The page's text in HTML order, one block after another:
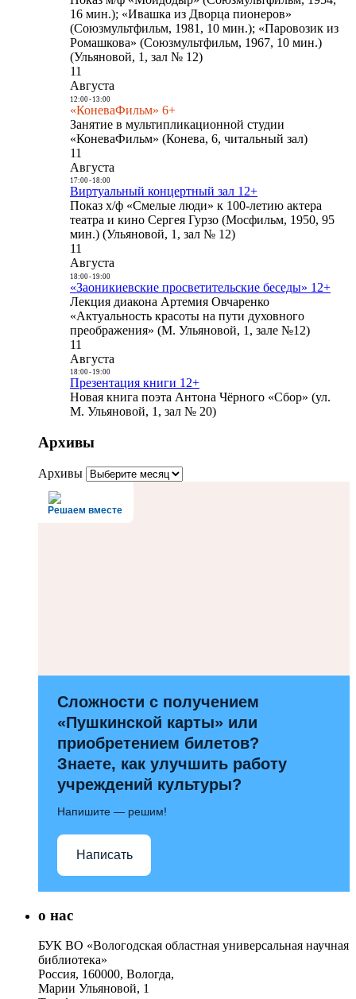
16 мин.); «Ивашка из Дворца пионеров»
(Союзмультфильм, 1981, 10 мин.); «Паровозик из
Ромашкова» (Союзмультфильм, 1967, 10 мин.)
(Ульяновой, 1, зал № 12)
11
Августа
12:00- 13:00
«КоневаФильм» 6+
Занятие в мультипликационной студии
«КоневаФильм» (Конева, 6, читальный зал)
11
Августа
17:00- 18:00
Виртуальный концертный зал 12+
Показ х/ф «Смелые люди» к 100-летию актера
театра и кино Сергея Гурзо (Мосфильм, 1950, 95
мин.) (Ульяновой, 1, зал № 12)
11
Августа
18:00- 19:00
«Заоникиевские просветительские беседы» 12+
Лекция диакона Артемия Овчаренко
«Актуальность красоты на пути духовного
преображения» (М. Ульяновой, 1, зале №12)
11
Августа
18:00- 19:00
Презентация книги 12+
Новая книга поэта Антона Чёрного «Сбор» (ул.
М. Ульяновой, 1, зал № 20)
Архивы
Архивы
Решаем вместе
Сложности с получением
«Пушкинской карты» или
приобретением билетов?
Знаете, как улучшить работу
учреждений культуры?
Напишите — решим!
Написать
о нас
БУК ВО «Вологодская областная универсальная научная
библиотека»
Россия, 160000, Вологда,
Марии Ульяновой, 1